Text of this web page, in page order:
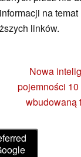
na
linków.
Nowa
pojemności
wbudowaną